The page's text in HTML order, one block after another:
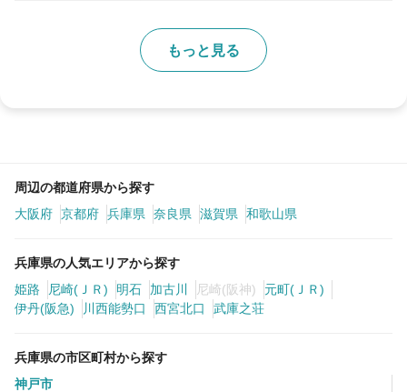
もっと見る
周辺の都道府県から探す
大阪府 京都府 兵庫県 奈良県 滋賀県 和歌山県
兵庫県の人気エリアから探す
姫路
尼崎(ＪＲ) 明石 加古川 尼崎(阪神)
元町(ＪＲ)
伊丹(阪急)
川西能勢口 西宮北口 武庫之荘
兵庫県の市区町村から探す
神戸市